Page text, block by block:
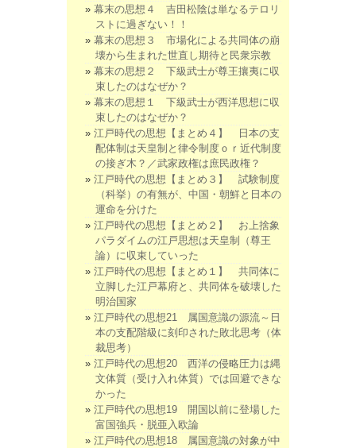
幕末の思想４ 吉田松陰は単なるテロリ
ストに過ぎない！！
幕末の思想３ 市場化による共同体の崩
壊から生まれた世直し期待と民衆宗教
幕末の思想２ 下級武士が尊王攘夷に収
束したのはなぜか？
幕末の思想１ 下級武士が西洋思想に収
束したのはなぜか？
江戸時代の思想【まとめ４】 日本の支
配体制は天皇制と律令制度ｏｒ近代制度
の接ぎ木？／武家政権は庶民政権？
江戸時代の思想【まとめ３】 試験制度
（科挙）の有無が、中国・朝鮮と日本の
運命を分けた
江戸時代の思想【まとめ２】 お上捨象
パラダイムの江戸思想は天皇制（尊王
論）に収束していった
江戸時代の思想【まとめ１】 共同体に
立脚した江戸幕府と、共同体を破壊した
明治国家
江戸時代の思想21 属国意識の源流～日
本の支配階級に刻印された敗北思考（体
裁思考）
江戸時代の思想20 西洋の侵略圧力は縄
文体質（受け入れ体質）では回避できな
かった
江戸時代の思想19 開国以前に登場した
富国強兵・脱亜入欧論
江戸時代の思想18 属国意識の対象が中